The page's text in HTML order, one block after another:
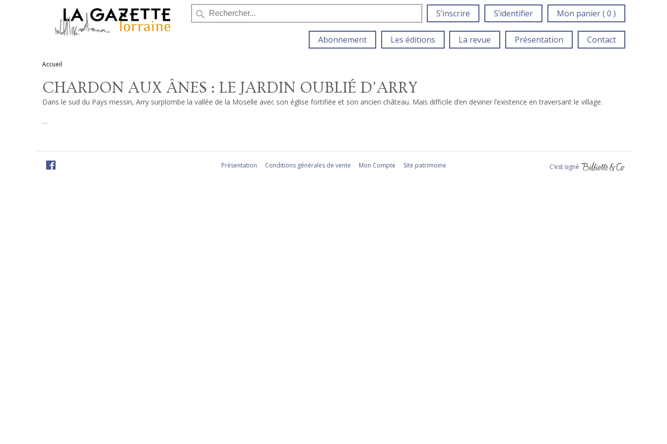
search S’inscrire S’identifier Mon panier ( 0 )
Abonnement Les éditions La revue Présentation Contact
Accueil
CHARDON AUX ÂNES : LE JARDIN OUBLIÉ D’ARRY
Dans le sud du Pays messin, Arry surplombe la vallée de la Moselle avec son église fortifiée et son ancien château. Mais difficile d’en deviner l’existence en traversant le village.
…
Présentation Conditions générales de vente Mon Compte Site patrimoine C‘est signé